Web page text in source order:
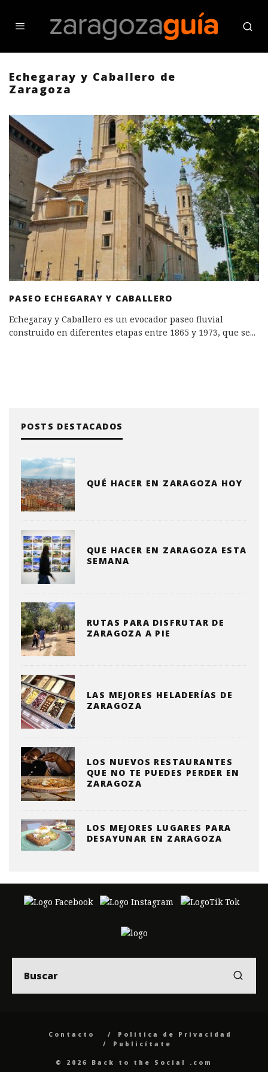
Echegaray y Caballero de
Zaragoza
PASEO ECHEGARAY Y CABALLERO
Echegaray y Caballero es un evocador paseo fluvial
construido en diferentes etapas entre 1865 y 1973, que se...
POSTS DESTACADOS
QUÉ HACER EN ZARAGOZA HOY
QUE HACER EN ZARAGOZA ESTA
SEMANA
RUTAS PARA DISFRUTAR DE
ZARAGOZA A PIE
LAS MEJORES HELADERÍAS DE
ZARAGOZA
LOS NUEVOS RESTAURANTES
QUE NO TE PUEDES PERDER EN
ZARAGOZA
LOS MEJORES LUGARES PARA
DESAYUNAR EN ZARAGOZA
Contacto
Politica de Privacidad
Publicítate
© 2026 Back to the Social .com